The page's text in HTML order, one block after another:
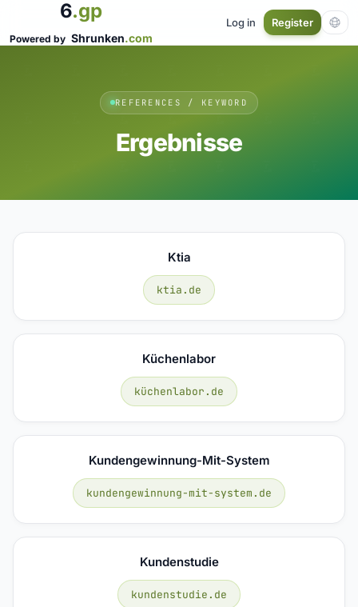
6.gp
Powered by Shrunken.com
Log in Register
REFERENCES / KEYWORD
Ergebnisse
Ktia
ktia.de
Küchenlabor
küchenlabor.de
Kundengewinnung-Mit-System
kundengewinnung-mit-system.de
Kundenstudie
kundenstudie.de